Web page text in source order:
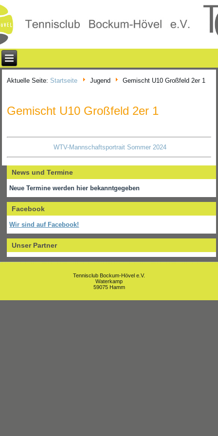
Aktuelle Seite: Startseite Jugend Gemischt U10 Großfeld 2er 1
Gemischt U10 Großfeld 2er 1
WTV-Mannschaftsportrait Sommer 2024
News und Termine
Neue Termine werden hier bekanntgegeben
Facebook
Wir sind auf Facebook!
Unser Partner
Tennisclub Bockum-Hövel e.V.
Waterkamp
59075 Hamm